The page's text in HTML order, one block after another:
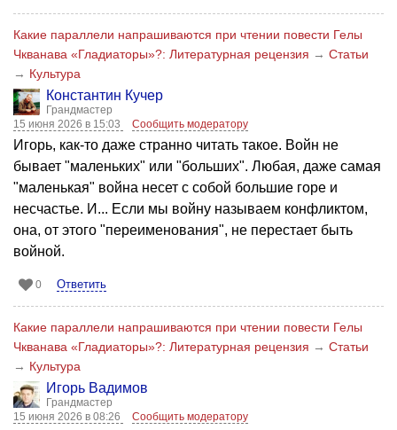
Какие параллели напрашиваются при чтении повести Гелы
Чкванава «Гладиаторы»?: Литературная рецензия → Статьи
→ Культура
Константин Кучер
Грандмастер
15 июня 2026 в 15:03
Сообщить модератору
Игорь, как-то даже странно читать такое. Войн не
бывает "маленьких" или "больших". Любая, даже самая
"маленькая" война несет с собой большие горе и
несчастье. И... Если мы войну называем конфликтом,
она, от этого "переименования", не перестает быть
войной.
0 Ответить
Какие параллели напрашиваются при чтении повести Гелы
Чкванава «Гладиаторы»?: Литературная рецензия → Статьи
→ Культура
Игорь Вадимов
Грандмастер
15 июня 2026 в 08:26
Сообщить модератору